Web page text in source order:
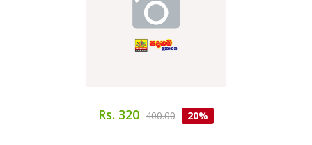
Rs. 320 400.00 20%